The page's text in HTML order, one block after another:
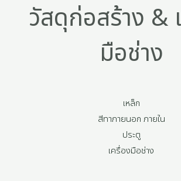
วัสดุก่อสร้าง &
มือช่าง
เหล็ก
สีทาภายนอก ภายใน
ประตู
เครื่องมือช่าง